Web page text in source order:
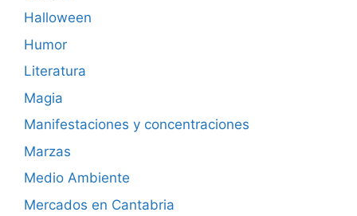
Halloween
Humor
Literatura
Magia
Manifestaciones y concentraciones
Marzas
Medio Ambiente
Mercados en Cantabria